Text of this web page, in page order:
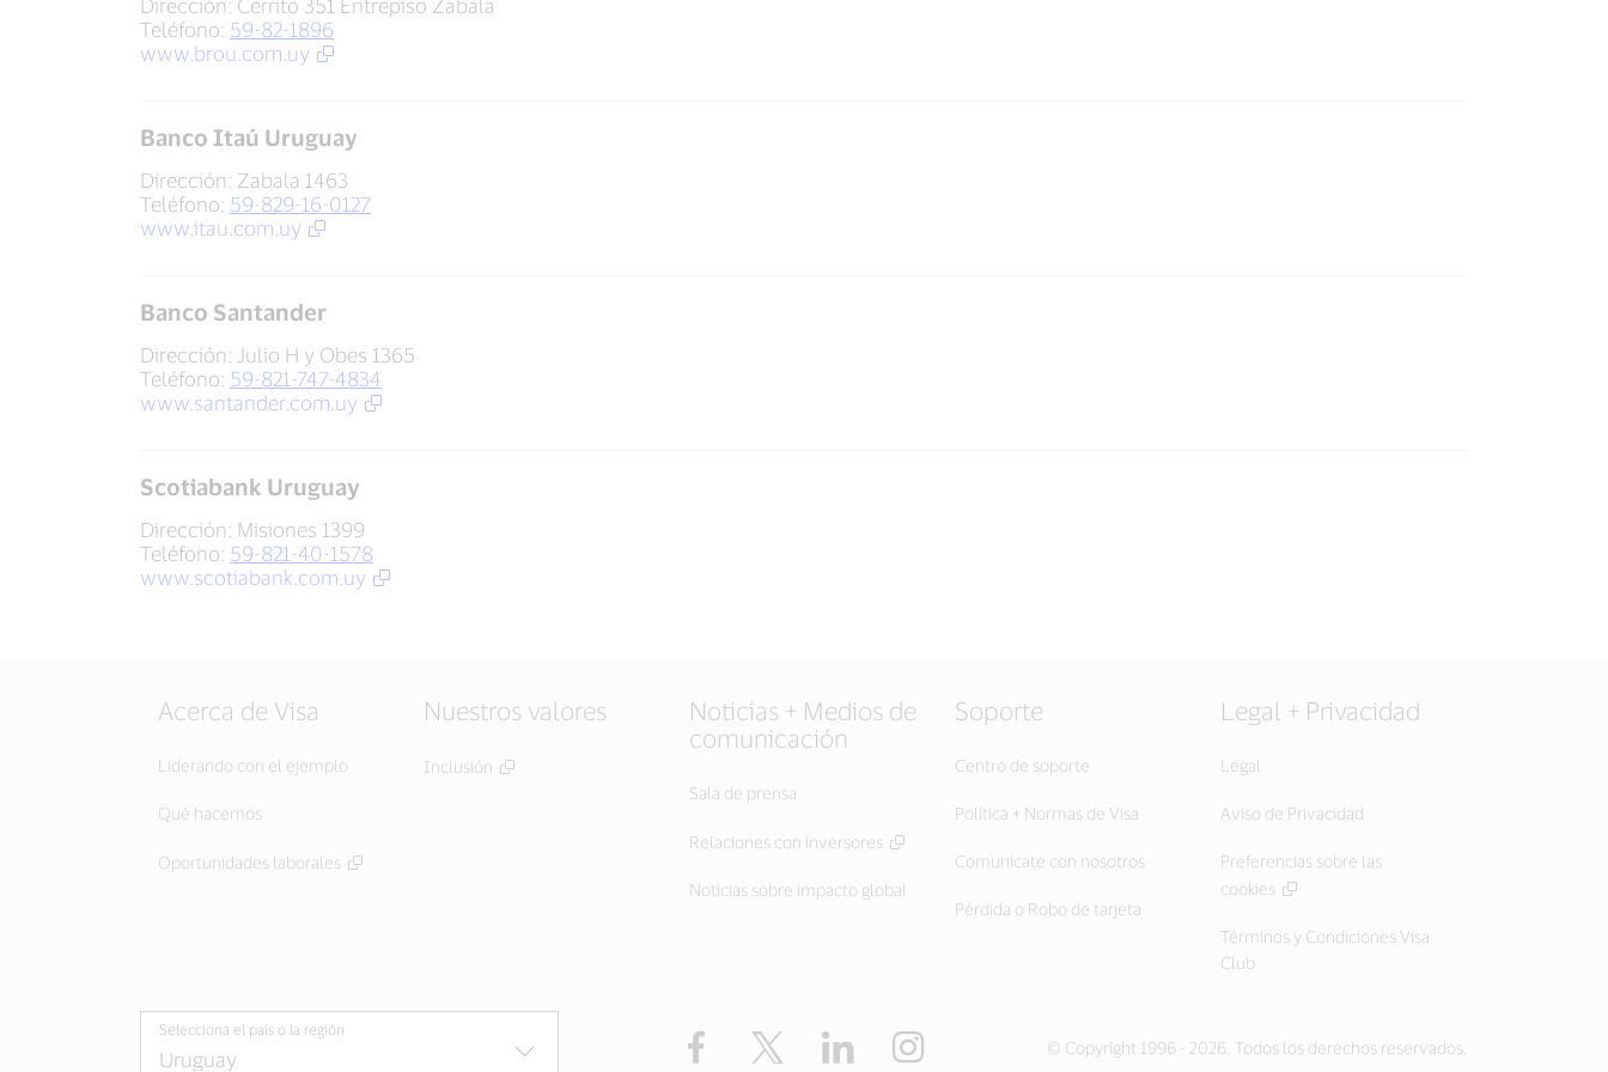
Dirección: Cerrito 351 Entrepiso Zabala
Teléfono: 59-82-1896
www.brou.com.uy
Banco Itaú Uruguay
Dirección: Zabala 1463
Teléfono: 59-829-16-0127
www.itau.com.uy
Banco Santander
Dirección: Julio H y Obes 1365
Teléfono: 59-821-747-4834
www.santander.com.uy
Scotiabank Uruguay
Dirección: Misiones 1399
Teléfono: 59-821-40-1578
www.scotiabank.com.uy
Acerca de Visa
Liderando con el ejemplo
Qué hacemos
Oportunidades laborales
Nuestros valores
Inclusión
Noticias + Medios de
comunicación
Sala de prensa
Relaciones con inversores
Noticias sobre impacto global
Soporte
Centro de soporte
Política + Normas de Visa
Comunícate con nosotros
Pérdida o Robo de tarjeta
Legal + Privacidad
Legal
Aviso de Privacidad
Preferencias sobre las
cookies
Términos y Condiciones Visa
Club
Selecciona el país o la región Facebook Twitter LinkedIn © Copyright 1996 - 2026. Todos los derechos reservados.